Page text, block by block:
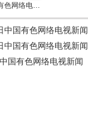
2026年2月27日中国有色网络电视新闻
中国有色网络电视新闻
中国有色网络电视新闻
国有色网络电视新闻